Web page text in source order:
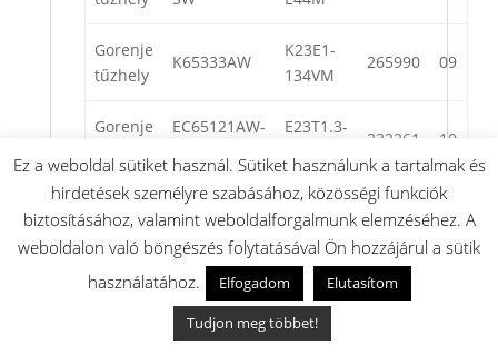
Gorenje
tűzhely
K65333AW
K23E1-
134VM
265990 09
Gorenje
EC65121AW-
E23T1.3-
232261 10
gor 379371
Kapcsolódó termékek
Ez a weboldal sütiket használ. Sütiket használunk a tartalmak és
hirdetések személyre szabásához, közösségi funkciók
biztosításához, valamint weboldalforgalmunk elemzéséhez. A
weboldalon való böngészés folytatásával Ön hozzájárul a sütik
használatához.
Elfogadom
Elutasítom
Tudjon meg többet!